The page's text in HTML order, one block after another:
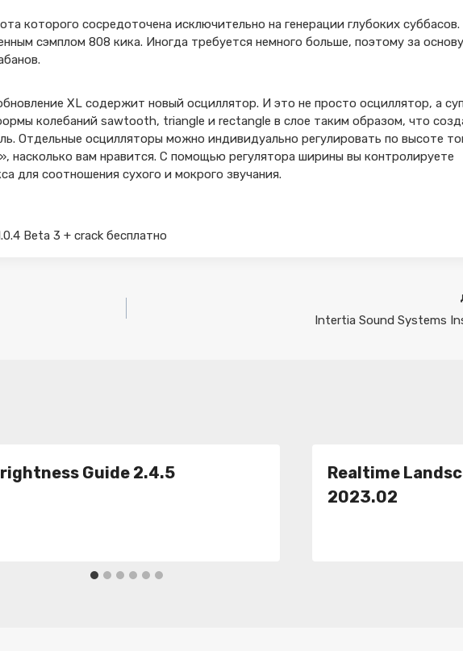
которого сосредоточена исключительно на генерации глубоких
сэмплом 808 кика. Иногда требуется немного больше, поэтому за основу
XL содержит новый осциллятор. И это не просто осциллятор, а
колебаний sawtooth, triangle и rectangle в слое таким образом, что
Отдельные осцилляторы можно индивидуально регулировать по высоте
насколько вам нравится. С помощью регулятора ширины вы контролируете
для соотношения сухого и мокрого звучания.
Beta 3 + crack бесплатно
Intertia Sound Systems
Guide 2.4.5
Realtime
2023.02